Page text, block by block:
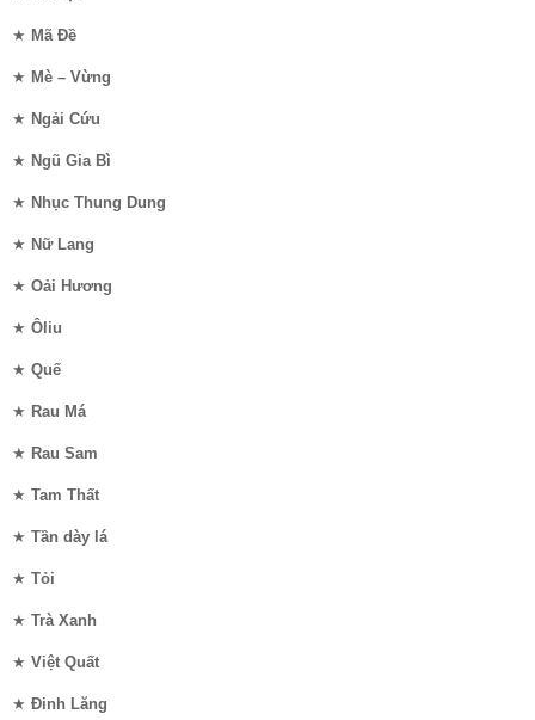
★ Mã Đề
★ Mè – Vừng
★ Ngải Cứu
★ Ngũ Gia Bì
★ Nhục Thung Dung
★ Nữ Lang
★ Oải Hương
★ Ôliu
★ Quế
★ Rau Má
★ Rau Sam
★ Tam Thất
★ Tần dày lá
★ Tỏi
★ Trà Xanh
★ Việt Quất
★ Đinh Lăng